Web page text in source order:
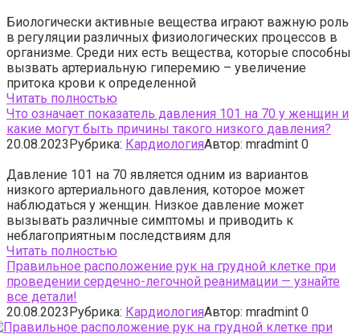
Биологически активные вещества играют важную роль
в регуляции различных физиологических процессов в
организме. Среди них есть вещества, которые способны
вызвать артериальную гиперемию – увеличение
притока крови к определенной
Читать полностью
Что означает показатель давления 101 на 70 у женщин и
какие могут быть причины такого низкого давления?
20.08.2023Рубрика: КардиологияАвтор: mradmint 0
Давление 101 на 70 является одним из вариантов
низкого артериального давления, которое может
наблюдаться у женщин. Низкое давление может
вызывать различные симптомы и приводить к
неблагоприятным последствиям для
Читать полностью
Правильное расположение рук на грудной клетке при
проведении сердечно-легочной реанимации — узнайте
все детали!
20.08.2023Рубрика: КардиологияАвтор: mradmint 0